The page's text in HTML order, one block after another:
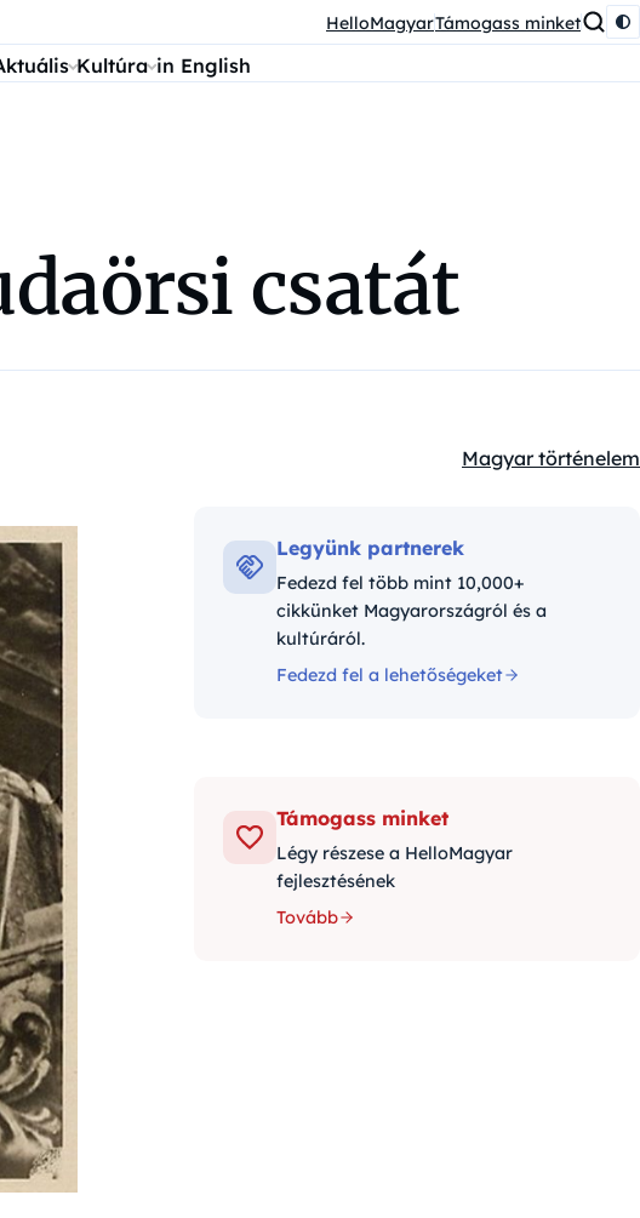
HelloMagyarTámogass minket
Kultúra in English
csatát
Kategóriák:
Magyar történelem
Legyünk partnerek
Fedezd fel több mint 10,000+
cikkünket Magyarországról és a
kultúráról.
Fedezd fel a lehetőségeket
Támogass minket
Légy részese a HelloMagyar
fejlesztésének
Tovább